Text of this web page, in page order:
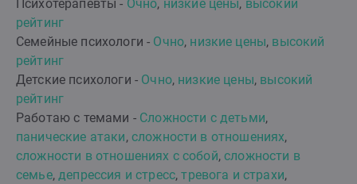
Психотерапевты - Очно, низкие цены, высокий
рейтинг
Семейные психологи - Очно, низкие цены, высокий
рейтинг
Детские психологи - Очно, низкие цены, высокий
рейтинг
Работаю с темами - Сложности с детьми,
панические атаки, сложности в отношениях,
сложности в отношениях с собой,сложности в
семье,депрессия и стресс,тревога и страхи,